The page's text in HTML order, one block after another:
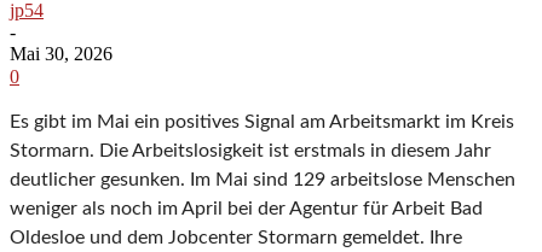
jp54
-
Mai 30, 2026
0
Es gibt im Mai ein positives Signal am Arbeitsmarkt im Kreis
Stormarn. Die Arbeitslosigkeit ist erstmals in diesem Jahr
deutlicher gesunken. Im Mai sind 129 arbeitslose Menschen
weniger als noch im April bei der Agentur für Arbeit Bad
Oldesloe und dem Jobcenter Stormarn gemeldet. Ihre